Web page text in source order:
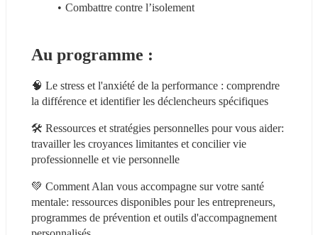
Combattre contre l’isolement
Au programme :
🧠 Le stress et l'anxiété de la performance : comprendre
la différence et identifier les déclencheurs spécifiques
🛠️ Ressources et stratégies personnelles pour vous aider:
travailler les croyances limitantes et concilier vie
professionnelle et vie personnelle
💚 Comment Alan vous accompagne sur votre santé
mentale: ressources disponibles pour les entrepreneurs,
programmes de prévention et outils d'accompagnement